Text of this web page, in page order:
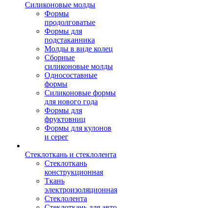
Силиконовые молды
Формы
продолговатые
Формы для
подстаканника
Молды в виде колец
Сборные
силиконовые молды
Односоставные
формы
Силиконовые формы
для нового года
Формы для
фруктовниц
Формы для кулонов
и серег
Стеклоткань и стеклолента
Стеклоткань
конструкционная
Ткань
электроизоляционная
Стеклолента